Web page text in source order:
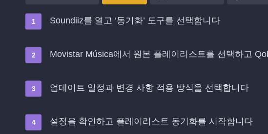
Soundiiz를 열고 ‘동기화’ 도구를 선택합니다
Movistar Música에서 원본 플레이리스트를 선택하고
업데이트 일정과 변경 사항 적용 방식을 선택합니다
설정을 확인하고 플레이리스트 동기화를 시작합니다